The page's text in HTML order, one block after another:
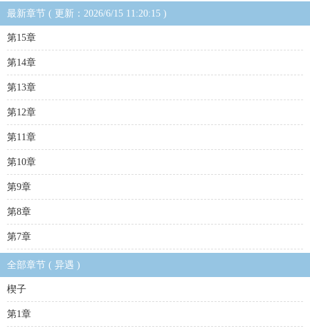
最新章节 ( 更新：2026/6/15 11:20:15 )
第15章
第14章
第13章
第12章
第11章
第10章
第9章
第8章
第7章
全部章节 ( 异遇 )
楔子
第1章